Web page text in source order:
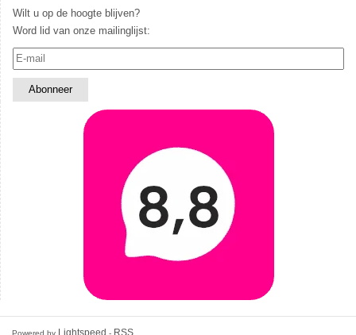
Wilt u op de hoogte blijven?
Word lid van onze mailinglijst:
Powered by Lightspeed - RSS